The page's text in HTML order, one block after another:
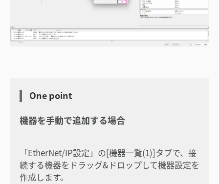
One point
機器を手動で追加する場合
「EtherNet/IP設定」の[機器一覧(1)]タブで、接
続する機器をドラッグ&ドロップして機器設定を
作成します。